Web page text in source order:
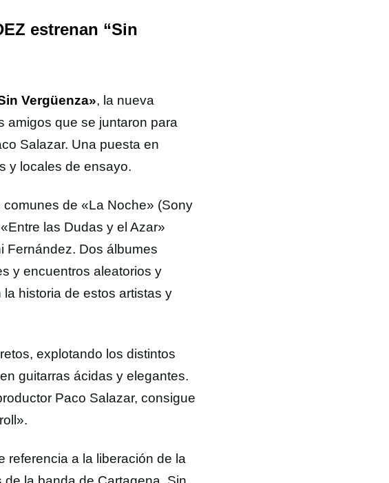
estrenan “Sin
Vergüenza», la nueva
amigos que se juntaron para
Salazar. Una puesta en
y locales de ensayo.
de «La Noche» (Sony
las Dudas y el Azar»
Fernández. Dos álbumes
y encuentros aleatorios y
historia de estos artistas y
explotando los distintos
guitarras ácidas y elegantes.
Paco Salazar, consigue
referencia a la liberación de la